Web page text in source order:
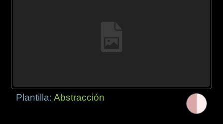
Plantilla:Abstracción